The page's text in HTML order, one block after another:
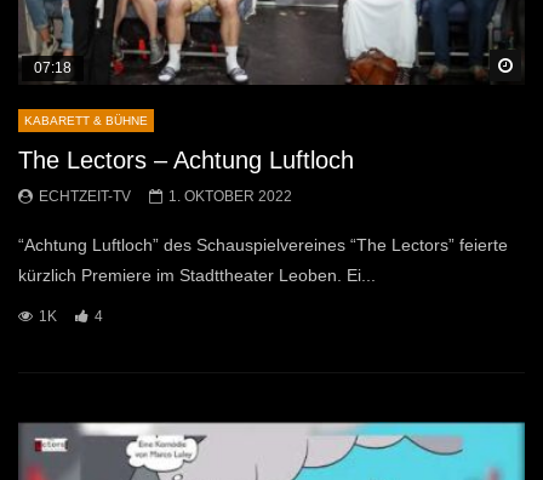
07:18
KABARETT & BÜHNE
The Lectors – Achtung Luftloch
ECHTZEIT-TV 1. OKTOBER 2022
“Achtung Luftloch” des Schauspielvereines “The Lectors” feierte
kürzlich Premiere im Stadttheater Leoben. Ei...
1K 4